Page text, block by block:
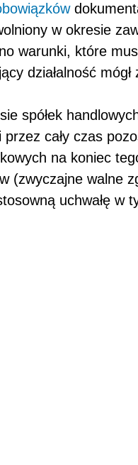
w okresie
warunki, które
działalność
spółek
przez cały czas
na koniec
(zwyczajne walne
uchwałę w